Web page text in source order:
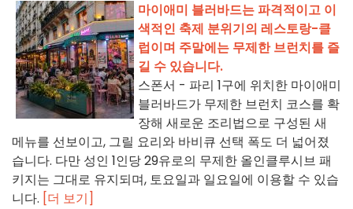
마이애미 블러바드는 파격적이고 이
색적인 축제 분위기의 레스토랑-클
럽이며 주말에는 무제한 브런치를 즐
길 수 있습니다.
스폰서 - 파리 1구에 위치한 마이애미
블러바드가 무제한 브런치 코스를 확
장해 새로운 조리법으로 구성된 새
메뉴를 선보이고, 그릴 요리와 바비큐 선택 폭도 더 넓어졌
습니다. 다만 성인 1인당 29유로의 무제한 올인클루시브 패
키지는 그대로 유지되며, 토요일과 일요일에 이용할 수 있습
니다. [더 보기]